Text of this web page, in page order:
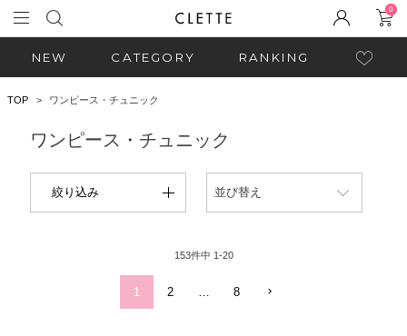
0
NEW CATEGORY RANKING
TOP ワンピース・チュニック
ワンピース・チュニック
絞り込み 並び替え
153件中 1-20
1 2 8